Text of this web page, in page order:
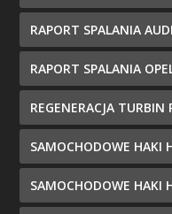
RAPORT SPALANIA
RAPORT SPALANIA
REGENERACJA TURBIN
SAMOCHODOWE HAKI
SAMOCHODOWE HAKI